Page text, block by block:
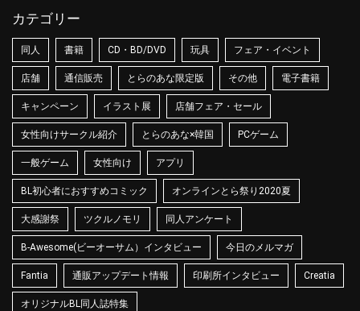
カテゴリー
同人 書籍 CD・BD/DVD 玩具 フェア・イベント
店舗 通信販売 とらのあな限定版 その他 電子書籍
キャンペーン イラスト展 店舗フェア・セール
女性向けサークル紹介 とらのあな×韓国 PCゲーム
一般ゲーム 女性向け アプリ
BL初心者におすすめコミック オンラインとら祭り2020夏
大感謝祭 ツクルノモリ 同人アンケート
B-Awesome(ビーオーサム）インタビュー 今日のメルマガ
Fantia 通販アップデート情報 印刷所インタビュー Creatia
オリジナルBL同人誌特集